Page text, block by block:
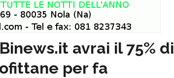
avrai il 75% di
per fa